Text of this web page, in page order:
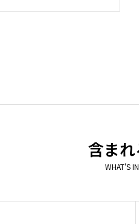
含ま
WHAT'S